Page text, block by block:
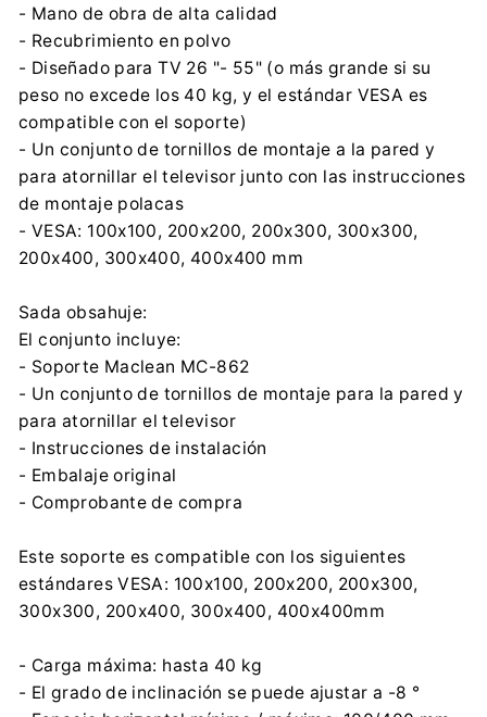
- Mano de obra de alta calidad
- Recubrimiento en polvo
- Diseñado para TV 26 "- 55" (o más grande si su
peso no excede los 40 kg, y el estándar VESA es
compatible con el soporte)
- Un conjunto de tornillos de montaje a la pared y
para atornillar el televisor junto con las instrucciones
de montaje polacas
- VESA: 100x100, 200x200, 200x300, 300x300,
200x400, 300x400, 400x400 mm
Sada obsahuje:
El conjunto incluye:
- Soporte Maclean MC-862
- Un conjunto de tornillos de montaje para la pared y
para atornillar el televisor
- Instrucciones de instalación
- Embalaje original
- Comprobante de compra
Este soporte es compatible con los siguientes
estándares VESA: 100x100, 200x200, 200x300,
300x300, 200x400, 300x400, 400x400mm
- Carga máxima: hasta 40 kg
- El grado de inclinación se puede ajustar a -8 °